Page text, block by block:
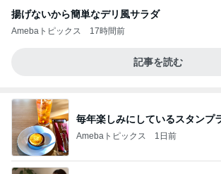
揚げないから簡単なデリ風サラダ
Amebaトピックス 17時間前
記事を読む
毎年楽しみにしているスタンプ
Amebaトピックス 1日前